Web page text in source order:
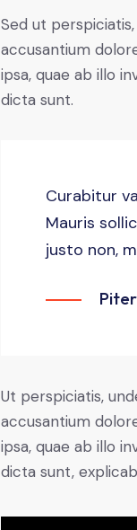
Sed ut
accusantium
ipsa, quae ab illo
dicta sunt.
Curabitur
Mauris
justo non,
Ut perspiciatis,
accusantium
ipsa, quae ab illo
dicta sunt,